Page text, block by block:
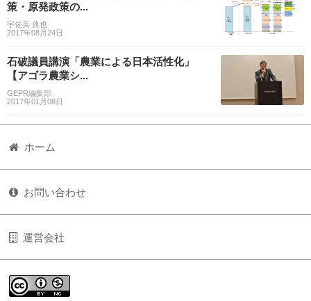
策・原発政策の...
宇佐美 典也
2017年08月24日
石破議員講演「農業による日本活性化」
【アゴラ農業シ...
GEPR編集部
2017年01月08日
ホーム
お問い合わせ
運営会社